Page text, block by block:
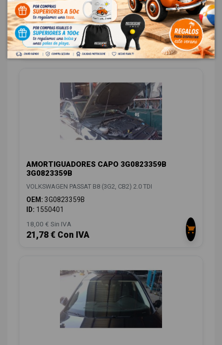
OEM:3G0821022B
ID:1550389
146,00 € Sin IVA
176,66 € Con IVA
AMORTIGUADORES CAPO 3G0823359B
3G0823359B
VOLKSWAGEN PASSAT B8 (3G2, CB2) 2.0 TDI
OEM: 3G0823359B
ID: 1550401
18,00 € Sin IVA
21,78 € Con IVA